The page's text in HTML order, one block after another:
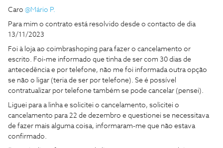
Caro @Mário P.
Para mim o contrato está resolvido desde o contacto de dia
13/11/2023
Foi à loja ao coimbrashoping para fazer o cancelamento or
escrito. Foi-me informado que tinha de ser com 30 dias de
antecedência e por telefone, não me foi informada outra opção
se não o ligar (teria de ser por telefone). Se é possível
contratualizar por telefone também se pode cancelar (pensei).
Liguei para a linha e solicitei o cancelamento, solicitei o
cancelamento para 22 de dezembro e questionei se necessitava
de fazer mais alguma coisa, informaram-me que não estava
confirmado.